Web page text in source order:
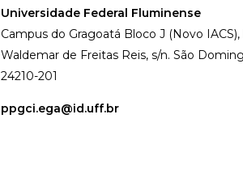
Universidade Federal Fluminense
Campus do Gragoatá Bloco J (Novo
Waldemar de Freitas Reis, s/n. São
24210-201
ppgci.ega@id.uff.br